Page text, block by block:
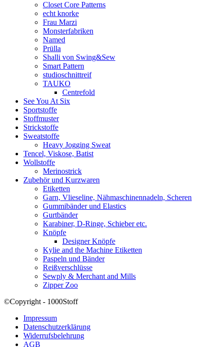
Closet Core Patterns
echt knorke
Frau Marzi
Monsterfabriken
Named
Prülla
Shalli von Swing&Sew
Smart Pattern
studioschnittreif
TAUKO
Centrefold
See You At Six
Sportstoffe
Stoffmuster
Strickstoffe
Sweatstoffe
Heavy Jogging Sweat
Tencel, Viskose, Batist
Wollstoffe
Merinostrick
Zubehör und Kurzwaren
Etiketten
Garn, Vlieseline, Nähmaschinennadeln, Scheren
Gummibänder und Elastics
Gurtbänder
Karabiner, D-Ringe, Schieber etc.
Knöpfe
Designer Knöpfe
Kylie and the Machine Etiketten
Paspeln und Bänder
Reißverschlüsse
Sewply & Merchant and Mills
Zipper Zoo
©Copyright - 1000Stoff
Impressum
Datenschutzerklärung
Widerrufsbelehrung
AGB